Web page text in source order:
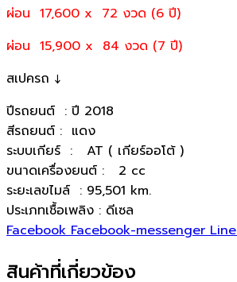
ผ่อน 17,600 x 72 งวด (6 ปี)
ผ่อน 15,900 x 84 งวด (7 ปี)
สเปครถ ↓
ปีรถยนต์ : ปี 2018
สีรถยนต์ : แดง
ระบบเกียร์ : AT ( เกียร์ออโต้ )
ขนาดเครื่องยนต์ : 2 cc
ระยะเลขไมล์ : 95,501 km.
ประเภทเชื้อเพลิง : ดีเซล
Facebook Facebook-messenger Line
สินค้าที่เกี่ยวข้อง